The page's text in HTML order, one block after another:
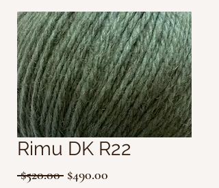
Rimu DK R22
$520.00 一
$490.00